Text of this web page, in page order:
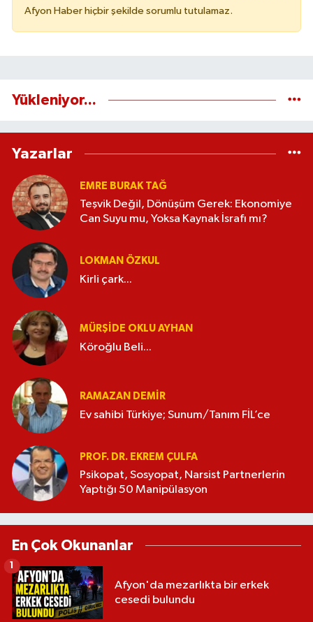
Afyon Haber hiçbir şekilde sorumlu tutulamaz.
Yükleniyor...
Yazarlar
EMRE BURAK TAĞ
Teşvik Değil, Dönüşüm Gerek: Ekonomiye
Can Suyu mu, Yoksa Kaynak İsrafı mı?
LOKMAN ÖZKUL
Kirli çark...
MÜRŞIDE OKLU AYHAN
Köroğlu Beli...
RAMAZAN DEMİR
Ev sahibi Türkiye; Sunum/Tanım FİL’ce
PROF. DR. EKREM ÇULFA
Psikopat, Sosyopat, Narsist Partnerlerin
Yaptığı 50 Manipülasyon
En Çok Okunanlar
Afyon'da mezarlıkta bir erkek
cesedi bulundu
1